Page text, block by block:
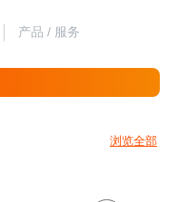
产品 / 服务
浏览全部